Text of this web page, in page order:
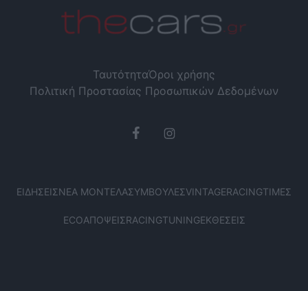
ΤαυτότηταΌροι χρήσης
Πολιτική Προστασίας Προσωπικών Δεδομένων
ΕΙΔΉΣΕΙΣΝΈΑ ΜΟΝΤΈΛΑΣΥΜΒΟΥΛΈΣVINTAGERACINGΤΙΜΈΣ
ECOΑΠΌΨΕΙΣRACINGTUNINGΕΚΘΈΣΕΙΣ